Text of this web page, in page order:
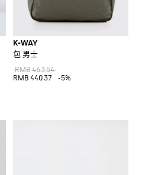
K-WAY
包 男士
RMB 463.54
RMB 440.37
-5%